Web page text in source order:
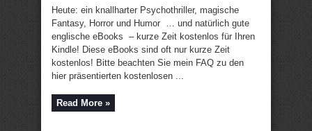
Heute: ein knallharter Psychothriller, magische
Fantasy, Horror und Humor … und natürlich gute
englische eBooks – kurze Zeit kostenlos für Ihren
Kindle! Diese eBooks sind oft nur kurze Zeit
kostenlos! Bitte beachten Sie mein FAQ zu den
hier präsentierten kostenlosen ...
Read More »